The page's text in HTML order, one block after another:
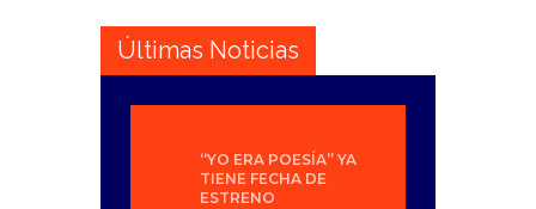
Últimas Noticias
“YO ERA POESÍA” YA
TIENE FECHA DE
ESTRENO